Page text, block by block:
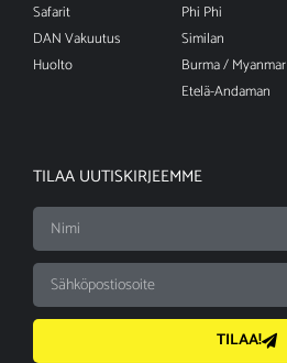
Safarit
DAN Vakuutus
Huolto
Phi Phi
Similan
Burma / Myanmar
Etelä-Andaman
TILAA UUTISKIRJEEMME
TILAA!